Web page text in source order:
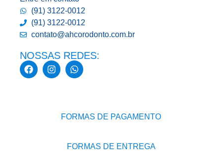
(91) 3122-0012
(91) 3122-0012
contato@ahcorodonto.com.br
NOSSAS REDES:
FORMAS DE PAGAMENTO
FORMAS DE ENTREGA